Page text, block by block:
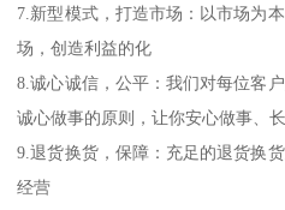
7.新型模式，打造市场：以市场为
场，创造利益的化
8.诚心诚信，公平：我们对每位客
诚心做事的原则，让你安心做事、长
9.退货换货，保障：充足的退货换
经营